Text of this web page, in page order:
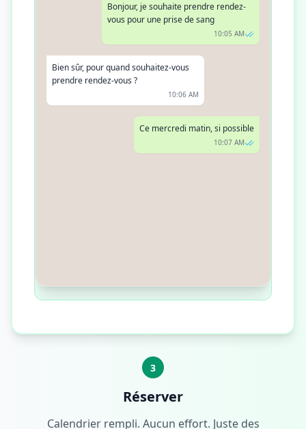
Bonjour, je souhaite prendre rendez-
vous pour une prise de sang
10:05 AM
Bien sûr, pour quand souhaitez-vous
prendre rendez-vous ?
10:06 AM
Ce mercredi matin, si possible
10:07 AM
3
Réserver
Calendrier rempli. Aucun effort. Juste des